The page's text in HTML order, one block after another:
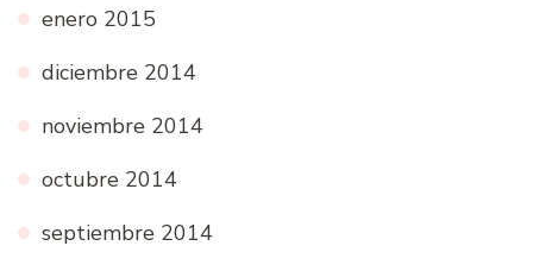
enero 2015
diciembre 2014
noviembre 2014
octubre 2014
septiembre 2014